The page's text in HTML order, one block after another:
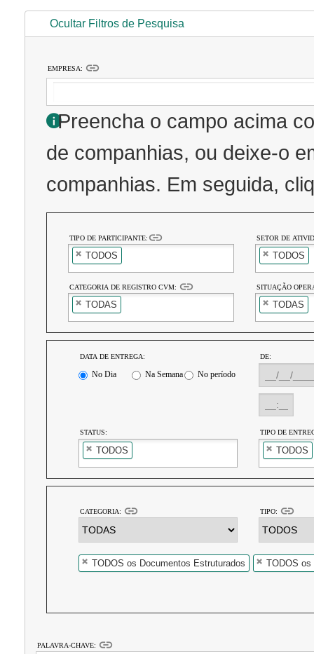
Ocultar Filtros de Pesquisa
EMPRESA: link
Preencha o campo acima
de companhias, ou deixe-o em branco para retornar todas as
TIPO DE PARTICIPANTE: link
TODOS
SETOR DE
TODOS
CATEGORIA DE REGISTRO CVM: link
TODAS
SITUAÇÃO
TODAS
DATA DE ENTREGA:
No Dia Na Semana No período
DE:
STATUS:
TODOS
TIPO DE
TODOS
CATEGORIA: link TIPO: link
TODOS os Documentos Estruturados TODOS os
PALAVRA-CHAVE: link